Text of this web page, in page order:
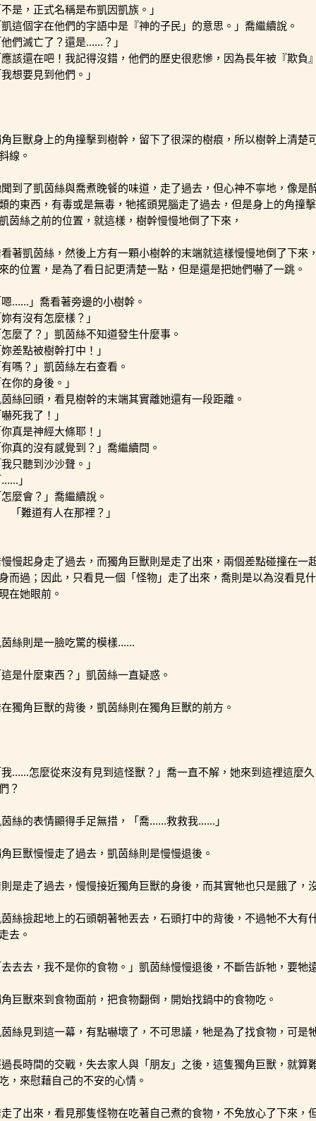
不是，正式名稱是布凱因凱族。」
凱這個字在他們的字語中是『神的子民」的意思。」喬繼續說。
他們滅亡了？還是......？」
應該還在吧！我記得沒錯，他們的歷史很悲慘，因為長年被『欺負
我想要見到他們。」
巨獸身上的角撞擊到樹幹，留下了很深的樹痕，所以樹幹上清楚
線。
到了凱茵絲與喬煮晚餐的味道，走了過去，但心神不寧地，像是
的東西，有毒或是無毒，牠搖頭晃腦走了過去，但是身上的角撞
茵絲之前的位置，就這樣，樹幹慢慢地倒了下來，
著凱茵絲，然後上方有一顆小樹幹的末端就這樣慢慢地倒了下來
的位置，是為了看日記更清楚一點，但是還是把她們嚇了一跳。
嗯......」喬看著旁邊的小樹幹。
妳有沒有怎麼樣？」
怎麼了？」凱茵絲不知道發生什麼事。
妳差點被樹幹打中！」
有嗎？」凱茵絲左右查看。
在你的身後。」
絲回頭，看見樹幹的末端其實離她還有一段距離。
嚇死我了！」
你真是神經大條耶！」
你真的沒有感覺到？」喬繼續問。
我只聽到沙沙聲。」
......」
怎麼會？」喬繼續說。
        「難道有人在那裡？」
慢起身走了過去，而獨角巨獸則是走了出來，兩個差點碰撞在一
而過；因此，只看見一個「怪物」走了出來，喬則是以為沒看見
在她眼前。
絲則是一臉吃驚的模樣......
這是什麼東西？」凱茵絲一直疑惑。
獨角巨獸的背後，凱茵絲則在獨角巨獸的前方。
我......怎麼從來沒有見到這怪獸？」喬一直不解，她來到這裡這麼
？
絲的表情顯得手足無措，「喬......救救我......」
巨獸慢慢走了過去，凱茵絲則是慢慢退後。
是走了過去，慢慢接近獨角巨獸的身後，而其實牠也只是餓了，
絲撿起地上的石頭朝著牠丟去，石頭打中的背後，不過牠不大有
去。
去去去，我不是你的食物。」凱茵絲慢慢退後，不斷告訴牠，要牠
巨獸來到食物面前，把食物翻倒，開始找鍋中的食物吃。
絲見到這一幕，有點嚇壞了，不可思議，牠是為了找食物，可是
長時間的交戰，失去家人與「朋友」之後，這隻獨角巨獸，就算
，來慰藉自己的不安的心情。
了出來，看見那隻怪物在吃著自己煮的食物，不免放心了下來，